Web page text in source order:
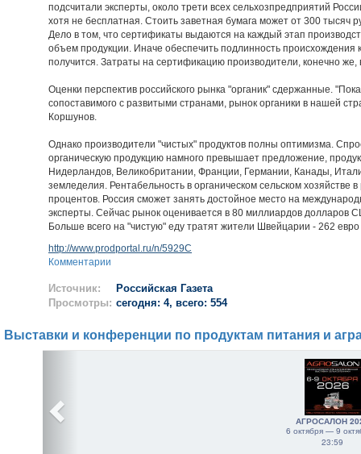
подсчитали эксперты, около трети всех сельхозпредприятий
хотя не бесплатная. Стоить заветная бумага может от 300 тысяч
Дело в том, что сертификаты выдаются на каждый этап
объем продукции. Иначе обеспечить подлинность происхождения
получится. Затраты на сертификацию производители, конечно же,
Оценки перспектив российского рынка "органик" сдержанные.
сопоставимого с развитыми странами, рынок органики в нашей
Коршунов.
Однако производители "чистых" продуктов полны оптимизма.
органическую продукцию намного превышает предложение,
Нидерландов, Великобритании, Франции, Германии, Канады,
земледелия. Рентабельность в органическом сельском хозяйстве
процентов. Россия сможет занять достойное место на
эксперты. Сейчас рынок оценивается в 80 миллиардов долларов
Больше всего на "чистую" еду тратят жители Швейцарии - 262
http://www.prodportal.ru/n/5929C
Комментарии
Источник:
Российская Газета
Просмотры: сегодня: 4, всего: 554
Выставки и конференции по продуктам питания и
АГРОСАЛОН
6 октября — 9
23:59